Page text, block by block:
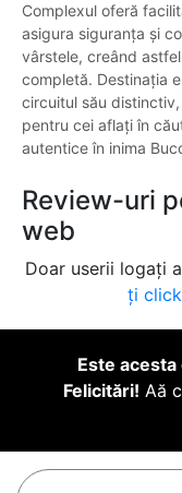
Complexul oferă
asigura siguranța și
vârstele, creând
completă. Destinația
circuitul său
pentru cei aflați în
autentice în inima
Review-uri
web
Doar userii logați
ți
Este
Felicitări! Aă